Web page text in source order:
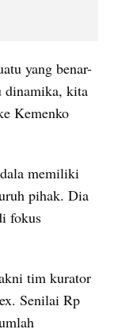
yang benar-
dinamika, kita
Kemenko
memiliki
pihak. Dia
fokus
tim kurator
Senilai Rp